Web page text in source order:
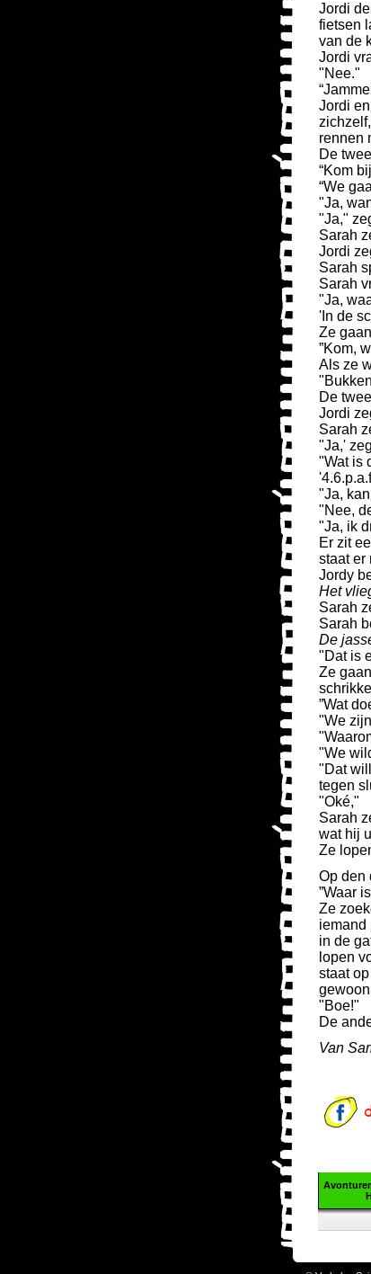
Jordi
fietsen
van de
Jordi
"Nee."
Jordi
rennen
De
“Kom
“We
"Ja,
"Ja,"
Sarah
Jordi
Sarah
Sarah
"Ja,
'In de
Ze
”Kom,
Als ze
De
Jordi
Sarah
"Ja,'
"Wat is
"Ja,
"Nee,
"Ja, ik
Er zit
staat er
Jordy
Het
Sarah
Sarah
De
"Dat is
Ze
”Wat
"We
"We
"Dat
tegen
"Oké,"
Sarah
wat hij
Ze
Op den
”Waar
Ze
iemand
in de
lopen
staat
"Boe!"
De
Van